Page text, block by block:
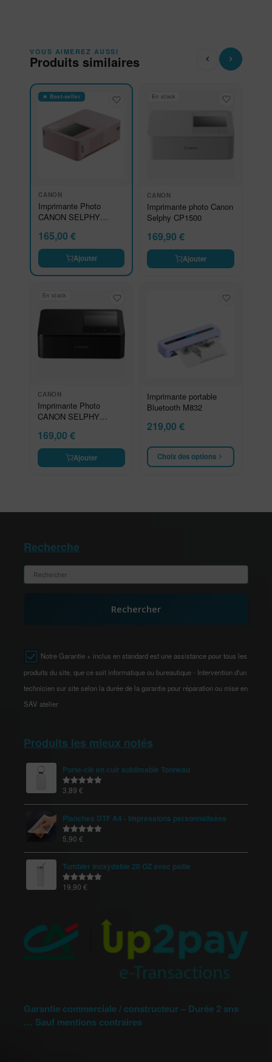
VOUS AIMEREZ AUSSI
Produits similaires
★ Best-seller
CANON
Imprimante Photo
CANON SELPHY
165,00 €
Ajouter
En stock
CANON
Imprimante photo Canon
Selphy CP1500
169,90 €
Ajouter
En stock
CANON
Imprimante Photo
CANON SELPHY
169,00 €
Ajouter
Imprimante portable
Bluetooth M832
219,00 €
Choix des options
Recherche
Rechercher
Notre Garantie + inclus en standard est une assistance pour tous les
produits du site, que ce soit informatique ou bureautique - Intervention d'un
technicien sur site selon la durée de la garantie pour réparation ou mise en
SAV atelier
Produits les mieux notés
Porte-clé en cuir sublimable Tonneau
Note5.00
3,89 €
Planches DTF A4 - Impressions personnalisées
Note5.00
5,90 €
Tumbler inoxydable 20 OZ avec paille
Note5.00
19,90 €
Garantie commerciale / constructeur – Durée 2 ans
… Sauf mentions contraires